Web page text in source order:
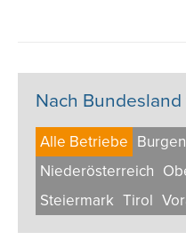
Nach
Alle Betriebe
Nieder­österreich
Steier­mark Tirol